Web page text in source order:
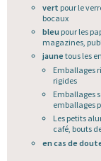
vert pour le
bocaux
bleu pour les
magazines,
jaune tous les
Emballages
rigides
Emballages
emballages
Les petits
café, bouts
en cas de